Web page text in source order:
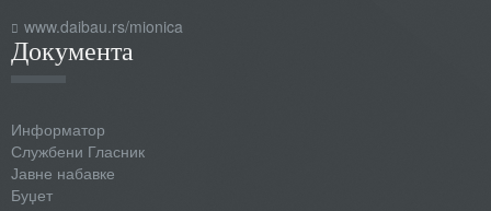
www.daibau.rs/mionica
Документа
Информатор
Службени Гласник
Јавне набавке
Буџет